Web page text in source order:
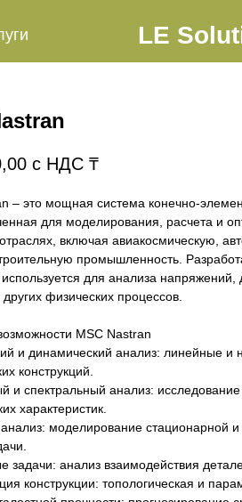
с НДС ₸
– это мощная система конечно-
для моделирования, расчета и
включая авиакосмическую,
промышленность.
для анализа
физических процессов.
MSC Nastran
и динамический анализ: линейные и
конструкций.
и спектральный анализ: исследование
характеристик.
моделирование стационарной
задачи: анализ взаимодействия
конструкции: топологическая и
LE